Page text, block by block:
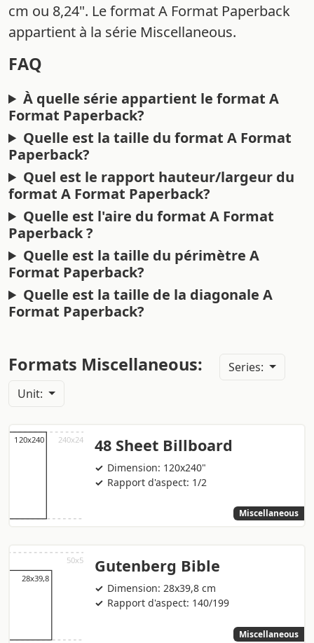
cm ou 8,24". Le format A Format Paperback
appartient à la série Miscellaneous.
FAQ
À quelle série appartient le format A
Format Paperback?
Quelle est la taille du format A Format
Paperback?
Quel est le rapport hauteur/largeur du
format A Format Paperback?
Quelle est l'aire du format A Format
Paperback ?
Quelle est la taille du périmètre A
Format Paperback?
Quelle est la taille de la diagonale A
Format Paperback?
Formats Miscellaneous:
Series:
Unit:
48 Sheet Billboard
Dimension: 120x240"
Rapport d'aspect: 1/2
Miscellaneous
Gutenberg Bible
Dimension: 28x39,8 cm
Rapport d'aspect: 140/199
Miscellaneous